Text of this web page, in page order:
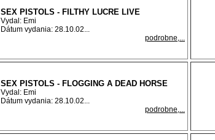
SEX PISTOLS - FILTHY LUCRE LIVE
Vydal: Emi
Dátum vydania: 28.10.02...
podrobne,...
SEX PISTOLS - FLOGGING A DEAD HORSE
Vydal: Emi
Dátum vydania: 28.10.02...
podrobne,...